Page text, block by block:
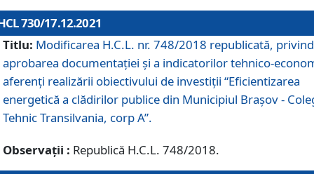
730/17.12.2021
Titlu: Modificarea H.C.L. nr. 748/2018 republicată, privind
aprobarea documentației și a indicatorilor tehnico-
aferenți realizării obiectivului de investiții “Eficientizarea
energetică a clădirilor publice din Municipiul Brașov -
Tehnic Transilvania, corp A”.
Observații : Republică H.C.L. 748/2018.